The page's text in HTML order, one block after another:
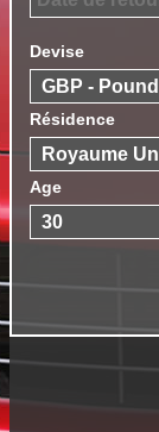
Devise
Résidence
Age